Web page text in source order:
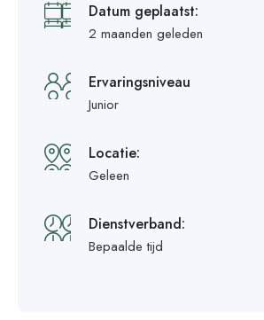
Datum geplaatst:
2 maanden geleden
Ervaringsniveau
Junior
Locatie:
Geleen
Dienstverband:
Bepaalde tijd